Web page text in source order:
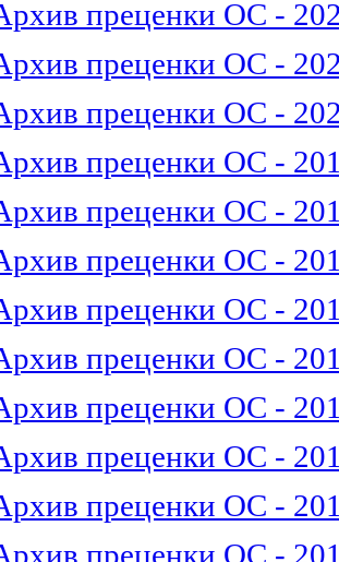
преценки ОС -
преценки ОС -
преценки ОС -
преценки ОС -
преценки ОС -
преценки ОС -
преценки ОС -
преценки ОС -
преценки ОС -
преценки ОС -
преценки ОС -
преценки ОС -